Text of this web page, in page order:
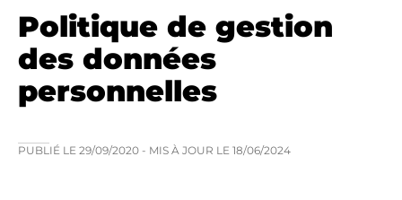
Politique de gestion
des données
personnelles
PUBLIÉ LE 29/09/2020 - MIS À JOUR LE 18/06/2024